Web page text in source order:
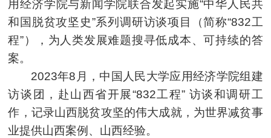
用经济学院与新闻学院联合发起实施“中华人民共
和国脱贫攻坚史”系列调研访谈项目（简称“832工
程”），为人类发展难题搜寻低成本、可持续的答
案。
2023年8月，中国人民大学应用经济学院组建
访谈团，赴山西省开展“832工程” 访谈和调研工
作，记录山西脱贫攻坚的伟大成就，为世界减贫事
业提供山西案例、山西经验。